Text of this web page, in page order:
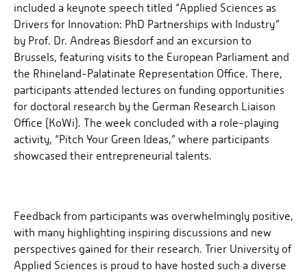
included a keynote speech titled “Applied Sciences as
Drivers for Innovation: PhD Partnerships with Industry”
by Prof. Dr. Andreas Biesdorf and an excursion to
Brussels, featuring visits to the European Parliament and
the Rhineland-Palatinate Representation Office. There,
participants attended lectures on funding opportunities
for doctoral research by the German Research Liaison
Office (KoWi). The week concluded with a role-playing
activity, “Pitch Your Green Ideas,” where participants
showcased their entrepreneurial talents.
Feedback from participants was overwhelmingly positive,
with many highlighting inspiring discussions and new
perspectives gained for their research. Trier University of
Applied Sciences is proud to have hosted such a diverse